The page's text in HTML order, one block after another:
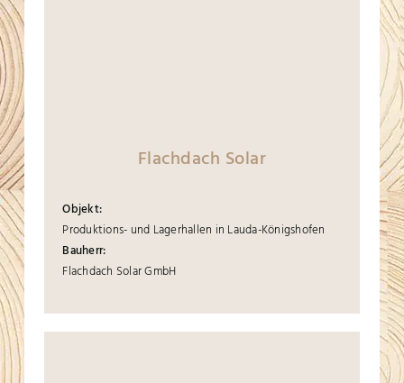
Flachdach Solar
Objekt:
Produktions- und Lagerhallen in Lauda-Königshofen
Bauherr:
Flachdach Solar GmbH